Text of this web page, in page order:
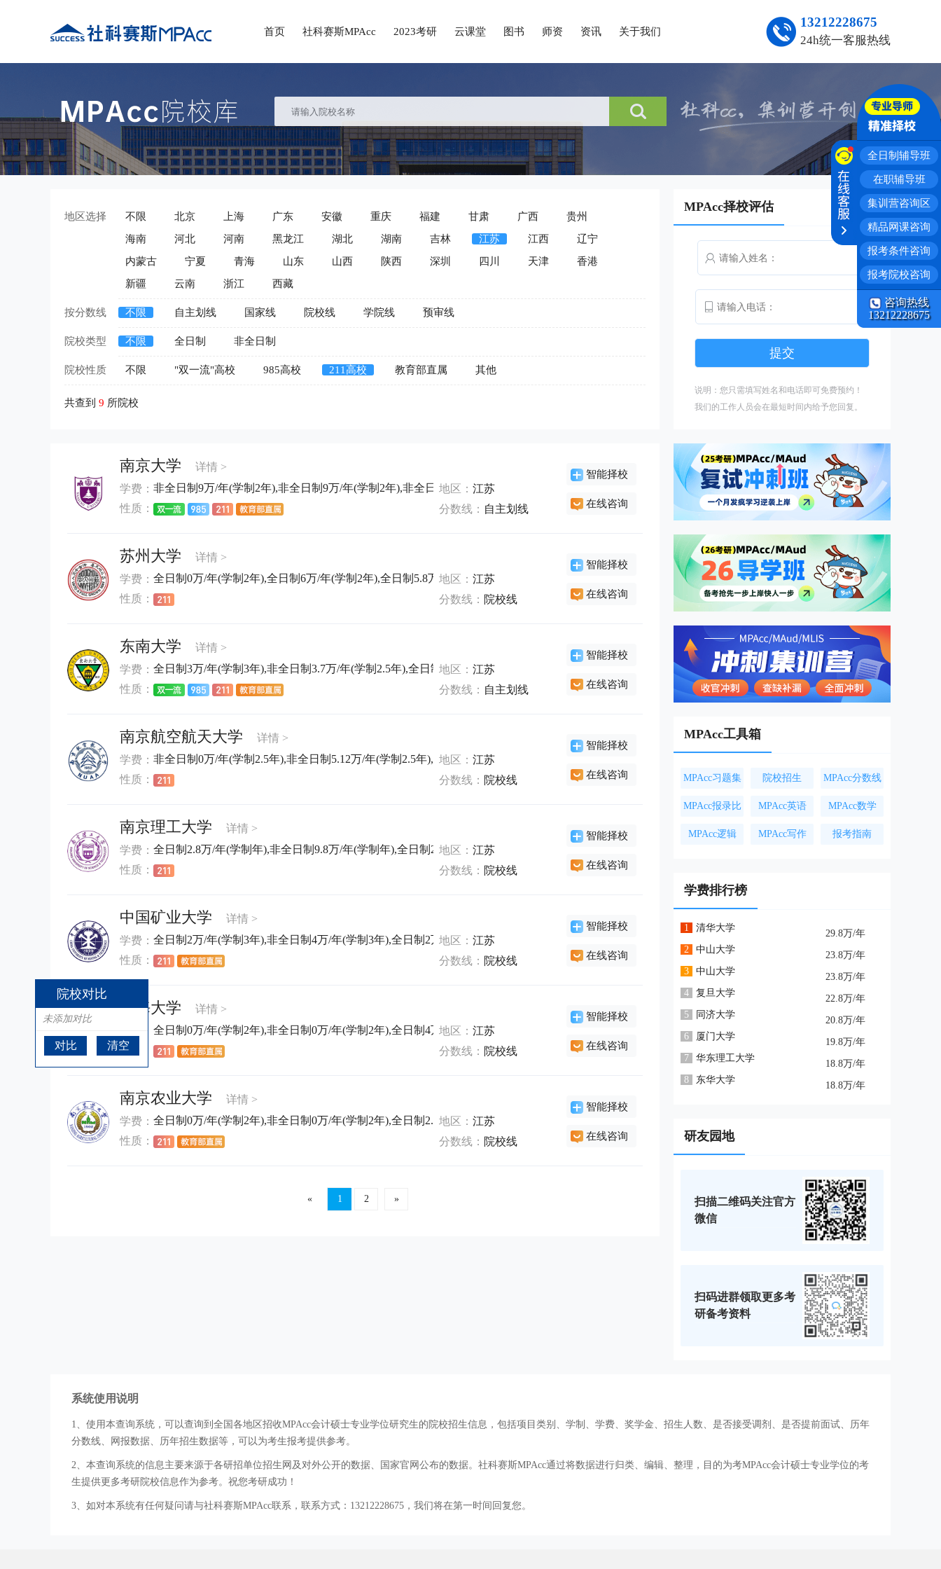
首页 社科赛斯MPAcc 2023考研 云课堂 图书 师资 资讯 关于我们
13212228675
24h统一客服热线
地区选择 不限 北京 上海 广东 安徽 重庆 福建 甘肃 广西
贵州
海南
河北 河南 黑龙江 湖北 湖南 吉林 江苏 江西
辽宁
内蒙古
宁夏 青海 山东 山西 陕西 深圳 四川 天津
香港
新疆
云南 浙江 西藏
按分数线 不限 自主划线 国家线 院校线 学院线 预审线
院校类型 不限 全日制 非全日制
院校性质 不限 "双一流"高校 985高校 211高校 教育部直属 其他
共查到 9 所院校
南京大学
详情 >
学费： 非全日制9万/年(学制2年),非全日制9万/年(学制2年),非全日制18万/年(学制2年),非全日制9万/年(学制2年),非全日制7.92万/年(学制2.5年)
性质：
地区： 江苏
分数线： 自主划线
智能择校
在线咨询
苏州大学
详情 >
学费： 全日制0万/年(学制2年),全日制6万/年(学制2年),全日制5.8万/年(学制2年),全日制5.8万/年(学制2年)
性质：
地区： 江苏
分数线： 院校线
智能择校
在线咨询
东南大学
详情 >
学费： 全日制3万/年(学制3年),非全日制3.7万/年(学制2.5年),全日制3万/年(学制3年),非全日制3.7万/年(学制2.5年),全日制9万/年(学制3年),非全日制9.25万/年(学制2.5年),
性质：
地区： 江苏
分数线： 自主划线
智能择校
在线咨询
南京航空航天大学
详情 >
学费： 非全日制0万/年(学制2.5年),非全日制5.12万/年(学制2.5年),全日制2万/年(学制2.5年),非全日制10.8万/年(学制2.5年),非全日制0万/年(学制2.5年),非全日制0万/年(学制
性质：
地区： 江苏
分数线： 院校线
智能择校
在线咨询
南京理工大学
详情 >
学费： 全日制2.8万/年(学制年),非全日制9.8万/年(学制年),全日制2.8万/年(学制2.5年),非全日制3.92万/年(学制2.5年),全日制7万/年(学制2.5年),非全日制9.8万/年(学制2.5
性质：
地区： 江苏
分数线： 院校线
智能择校
在线咨询
中国矿业大学
详情 >
学费： 全日制2万/年(学制3年),非全日制4万/年(学制3年),全日制2万/年(学制3年),非全日制4万/年(学制3年),全日制6万/年(学制3年),非全日制9万/年(学制3年),全日制2万/
性质：
地区： 江苏
分数线： 院校线
智能择校
在线咨询
河海大学
详情 >
全日制0万/年(学制2年),非全日制0万/年(学制2年),全日制4万/年(学制2年),非全日制9.9万/年(学制2年),全日制0万/年(学制2年),非全日制0万/年(学制2年),全日制0万/
性质：
地区： 江苏
分数线： 院校线
智能择校
在线咨询
南京农业大学
详情 >
学费： 全日制0万/年(学制2年),非全日制0万/年(学制2年),全日制2.5万/年(学制2年),非全日制3.75万/年(学制2年),全日制5万/年(学制2年),非全日制7.5万/年(学制2年),全日
性质：
地区： 江苏
分数线： 院校线
智能择校
在线咨询
« 1 2 »
MPAcc择校评估
说明：您只需填写姓名和电话即可免费预约！
我们的工作人员会在最短时间内给予您回复。
MPAcc工具箱
MPAcc习题集 院校招生 MPAcc分数线
MPAcc报录比 MPAcc英语 MPAcc数学
MPAcc逻辑 MPAcc写作 报考指南
学费排行榜
1 清华大学
29.8万/年
2
中山大学
23.8万/年
3
中山大学
23.8万/年
4
复旦大学
22.8万/年
5
同济大学
20.8万/年
6
厦门大学
19.8万/年
7
华东理工大学
18.8万/年
8
东华大学
18.8万/年
研友园地
扫描二维码关注官方
微信
扫码进群领取更多考
研备考资料
系统使用说明
1、使用本查询系统，可以查询到全国各地区招收MPAcc会计硕士专业学位研究生的院校招生信息，包括项目类别、学制、学费、奖学金、招生人数、是否接受调剂、是否提前面试、历年
分数线、网报数据、历年招生数据等，可以为考生报考提供参考。
2、本查询系统的信息主要来源于各研招单位招生网及对外公开的数据、国家官网公布的数据。社科赛斯MPAcc通过将数据进行归类、编辑、整理，目的为考MPAcc会计硕士专业学位的考
生提供更多考研院校信息作为参考。祝您考研成功！
3、如对本系统有任何疑问请与社科赛斯MPAcc联系，联系方式：13212228675，我们将在第一时间回复您。
院校对比
未添加对比
对比 清空
全日制辅导班
在职辅导班
集训营咨询区
精品网课咨询
报考条件咨询
报考院校咨询
咨询热线
13212228675